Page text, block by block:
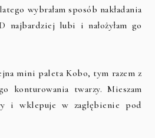
wybrałam sposób nakładania
najbardziej lubi i nałożyłam go
mini paleta Kobo, tym razem z
konturowania twarzy. Mieszam
i wklepuje w zagłębienie pod